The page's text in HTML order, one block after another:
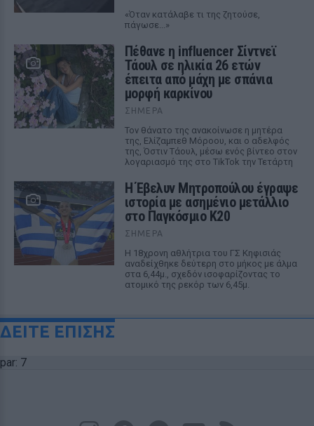
«Όταν κατάλαβε τι της ζητούσε,
πάγωσε...»
Πέθανε η influencer Σίντνεϊ
Τάουλ σε ηλικία 26 ετών
έπειτα από μάχη με σπάνια
μορφή καρκίνου
ΣΉΜΕΡΑ
Τον θάνατο της ανακοίνωσε η μητέρα
της, Ελίζαμπεθ Μόροου, και ο αδελφός
της, Όστιν Τάουλ, μέσω ενός βίντεο στον
λογαριασμό της στο TikTok την Τετάρτη
Η Έβελυν Μητροπούλου έγραψε
ιστορία με ασημένιο μετάλλιο
στο Παγκόσμιο Κ20
ΣΉΜΕΡΑ
Η 18χρονη αθλήτρια του ΓΣ Κηφισιάς
αναδείχθηκε δεύτερη στο μήκος με άλμα
στα 6,44μ., σχεδόν ισοφαρίζοντας το
ατομικό της ρεκόρ των 6,45μ.
ΔΕΙΤΕ ΕΠΙΣΗΣ
par: 7